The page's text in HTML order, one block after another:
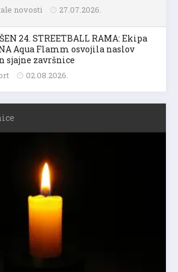
novosti 27.07.2026.
24. STREETBALL RAMA: Ekipa
Aqua Flamm osvojila naslov
sjajne završnice
02.08.2026.